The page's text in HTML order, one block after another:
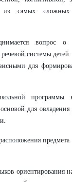
из самых
вопрос о
системы
для
программы
основой для
ориентирования